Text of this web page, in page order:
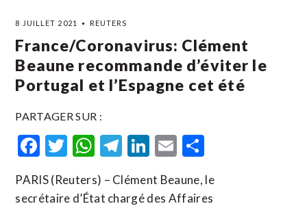
8 JUILLET 2021 REUTERS
France/Coronavirus: Clément
Beaune recommande d’éviter le
Portugal et l’Espagne cet été
PARTAGER SUR :
Facebook
Twitter
WhatsApp
Telegram
LinkedIn
Email
PARIS (Reuters) – Clément Beaune, le
secrétaire d’État chargé des Affaires